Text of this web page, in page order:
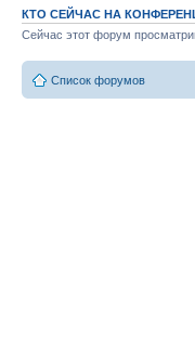
КТО СЕЙЧАС НА
Сейчас этот форум
Список форумов